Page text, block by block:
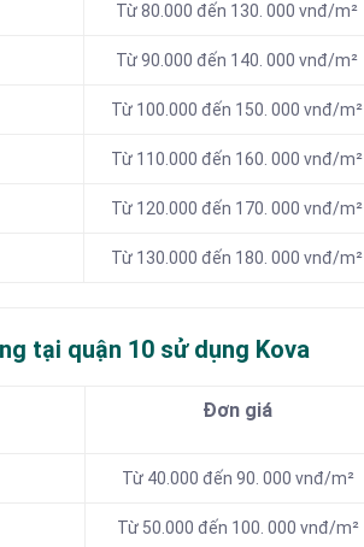
Từ 80.000 đến 130. 000 vnđ/m²
Từ 90.000 đến 140. 000 vnđ/m²
Từ 100.000 đến 150. 000 vnđ/m²
Từ 110.000 đến 160. 000 vnđ/m²
Từ 120.000 đến 170. 000 vnđ/m²
Từ 130.000 đến 180. 000 vnđ/m²
tại quận 10 sử dụng Kova
Đơn giá
Từ 40.000 đến 90. 000 vnđ/m²
Từ 50.000 đến 100. 000 vnđ/m²